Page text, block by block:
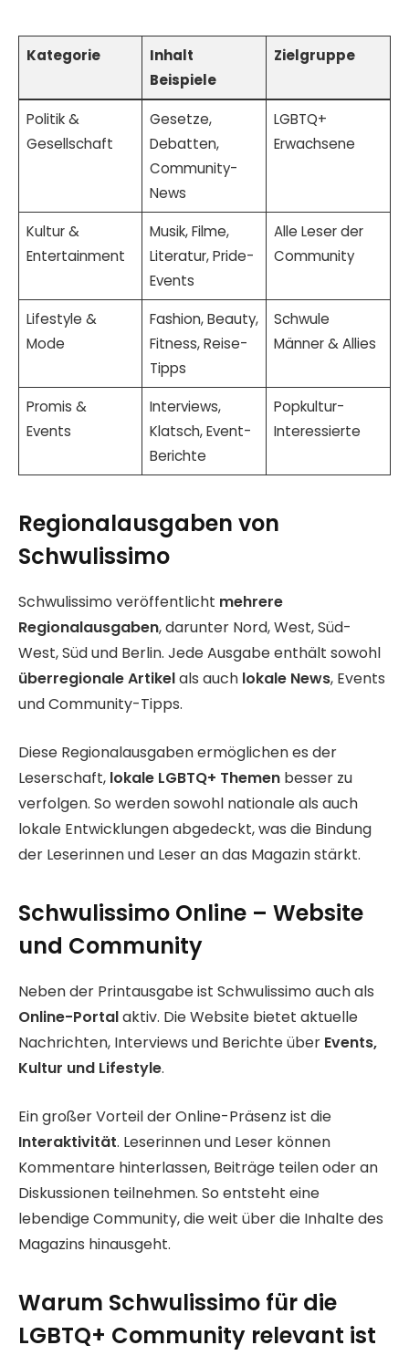
Kategorie
Inhalt
Beispiele
Zielgruppe
Politik &
Gesellschaft
Gesetze,
Debatten,
Community-
News
LGBTQ+
Erwachsene
Kultur &
Entertainment
Musik, Filme,
Literatur, Pride-
Events
Alle Leser der
Community
Lifestyle &
Mode
Fashion, Beauty,
Fitness, Reise-
Tipps
Schwule
Männer & Allies
Promis &
Events
Interviews,
Klatsch, Event-
Berichte
Popkultur-
Interessierte
Regionalausgaben von
Schwulissimo
Schwulissimo veröffentlicht mehrere
Regionalausgaben, darunter Nord, West, Süd-
West, Süd und Berlin. Jede Ausgabe enthält sowohl
überregionale Artikelals auch lokale News, Events
und Community-Tipps.
Diese Regionalausgaben ermöglichen es der
Leserschaft, lokale LGBTQ+ Themen besser zu
verfolgen. So werden sowohl nationale als auch
lokale Entwicklungen abgedeckt, was die Bindung
der Leserinnen und Leser an das Magazin stärkt.
Schwulissimo Online – Website
und Community
Neben der Printausgabe ist Schwulissimo auch als
Online-Portalaktiv. Die Website bietet aktuelle
Nachrichten, Interviews und Berichte über Events,
Kultur und Lifestyle.
Ein großer Vorteil der Online-Präsenz ist die
Interaktivität. Leserinnen und Leser können
Kommentare hinterlassen, Beiträge teilen oder an
Diskussionen teilnehmen. So entsteht eine
lebendige Community, die weit über die Inhalte des
Magazins hinausgeht.
Warum Schwulissimo für die
LGBTQ+ Community relevant ist